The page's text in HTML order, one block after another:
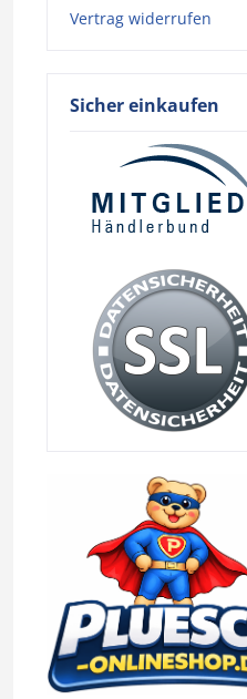
Vertrag widerrufen
Sicher einkaufen